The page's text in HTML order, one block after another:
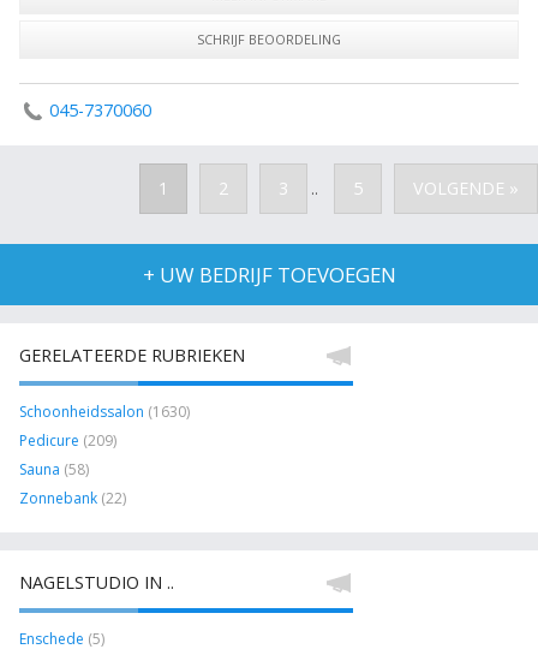
SCHRIJF BEOORDELING
045-7370060
1 2 3 .. 5 VOLGENDE »
+ UW BEDRIJF TOEVOEGEN
GERELATEERDE RUBRIEKEN
Schoonheidssalon (1630)
Pedicure (209)
Sauna (58)
Zonnebank (22)
NAGELSTUDIO IN ..
Enschede (5)